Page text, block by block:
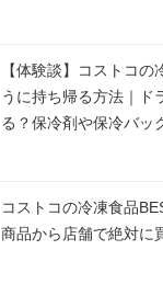
【体験談】コストコの
うに持ち帰る方法｜ド
る？保冷剤や保冷バッ
コストコの冷凍食品
商品から店舗で絶対に